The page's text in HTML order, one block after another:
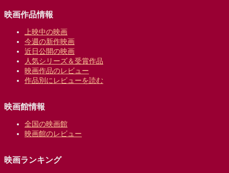
映画作品情報
上映中の映画
今週の新作映画
近日公開の映画
人気シリーズ＆受賞作品
映画作品のレビュー
作品別にレビューを読む
映画館情報
全国の映画館
映画館のレビュー
映画ランキング